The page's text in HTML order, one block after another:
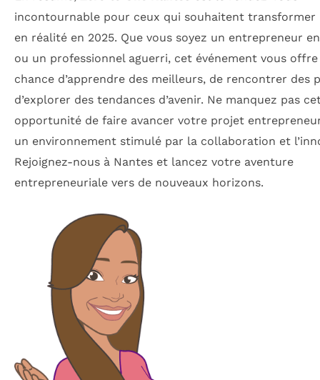
incontournable pour ceux qui souhaitent transformer
en réalité en 2025. Que vous soyez un entrepreneur
ou un professionnel aguerri, cet événement vous
chance d’apprendre des meilleurs, de rencontrer des
d’explorer des tendances d’avenir. Ne manquez pas
opportunité de faire avancer votre projet
un environnement stimulé par la collaboration et
Rejoignez-nous à Nantes et lancez votre aventure
entrepreneuriale vers de nouveaux horizons.